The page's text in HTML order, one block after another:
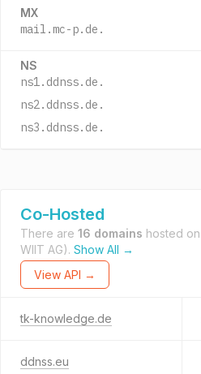
MX
mail.mc-p.de.
NS
ns1.ddnss.de.
ns2.ddnss.de.
ns3.ddnss.de.
Co-Hosted
There are 16 domains hosted on
WIIT AG). Show All →
View API →
tk-knowledge.de
ddnss.eu